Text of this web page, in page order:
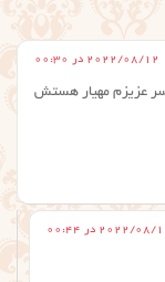
2022/08/12 در 00:30
عزیزم مهیار هستش
08/12 در 00:44